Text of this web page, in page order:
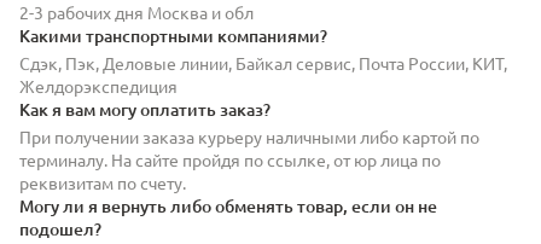
2-3 рабочих дня Москва и обл
Какими транспортными компаниями?
Сдэк, Пэк, Деловые линии, Байкал сервис, Почта России, КИТ,
Желдорэкспедиция
Как я вам могу оплатить заказ?
При получении заказа курьеру наличными либо картой по
терминалу. На сайте пройдя по ссылке, от юр лица по
реквизитам по счету.
Могу ли я вернуть либо обменять товар, если он не
подошел?